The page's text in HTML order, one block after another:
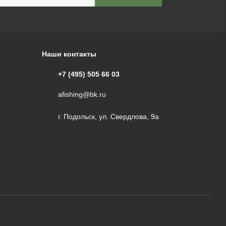
Наши контакты
+7 (495) 505 66 03
afishing@bk.ru
г. Подольск, ул. Свердлова, 9а